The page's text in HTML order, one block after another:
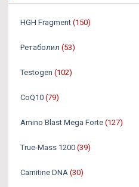
HGH Fragment (150)
Ретаболил (53)
Testogen (102)
CoQ10 (79)
Amino Blast Mega Forte (127)
True-Mass 1200 (39)
Carnitine DNA (30)